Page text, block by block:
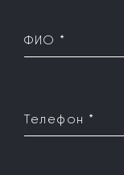
ФИО *
Телефон *